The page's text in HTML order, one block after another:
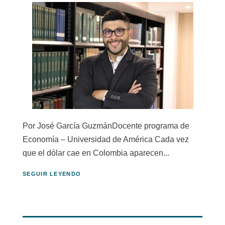
Por José García GuzmánDocente programa de
Economía – Universidad de América Cada vez
que el dólar cae en Colombia aparecen...
SEGUIR LEYENDO